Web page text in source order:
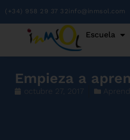
(+34) 958 29 37 32info@inmsol.com
Escuela
Empieza a
octubre 27, 2017